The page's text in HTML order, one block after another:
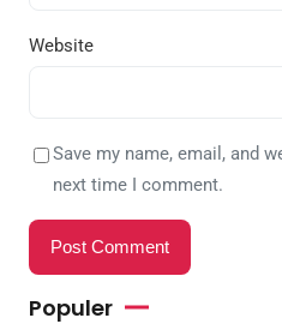
Website
Save my name, email, and
next time I comment.
Populer